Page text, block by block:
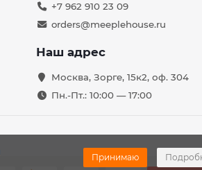
Принимаю
+7 962 910 23 09
orders@meeplehouse.ru
Наш адрес
Москва, Зорге, 15к2, оф. 304
Пн.-Пт.: 10:00 — 17:00